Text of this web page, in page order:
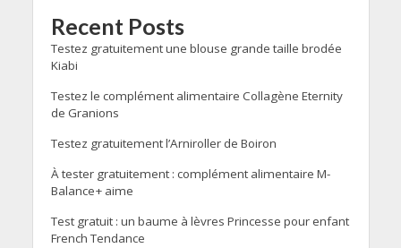
Recent Posts
Testez gratuitement une blouse grande taille brodée
Kiabi
Testez le complément alimentaire Collagène Eternity
de Granions
Testez gratuitement l’Arniroller de Boiron
À tester gratuitement : complément alimentaire M-
Balance+ aime
Test gratuit : un baume à lèvres Princesse pour enfant
French Tendance